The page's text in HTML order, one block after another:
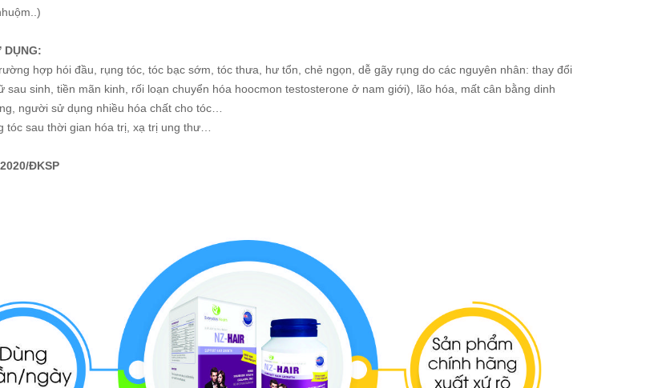
DỤNG:
hợp hói đầu, rụng tóc, tóc bạc sớm, tóc thưa, hư tổn, chẻ ngọn, dễ gãy rụng do các nguyên nhân: thay đổi
sau sinh, tiền mãn kinh, rối loạn chuyển hóa hoocmon testosterone ở nam giới), lão hóa, mất cân bằng dinh
người sử dụng nhiều hóa chất cho tóc…
tóc sau thời gian hóa trị, xạ trị ung thư…
ĐKSP